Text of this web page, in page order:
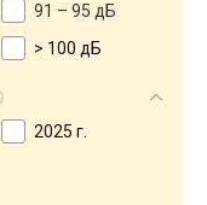
91 – 95 дБ
> 100 дБ
2025 г.